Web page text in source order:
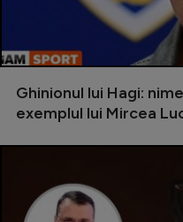
Ghinionul lui Hagi:
exemplul lui Mircea